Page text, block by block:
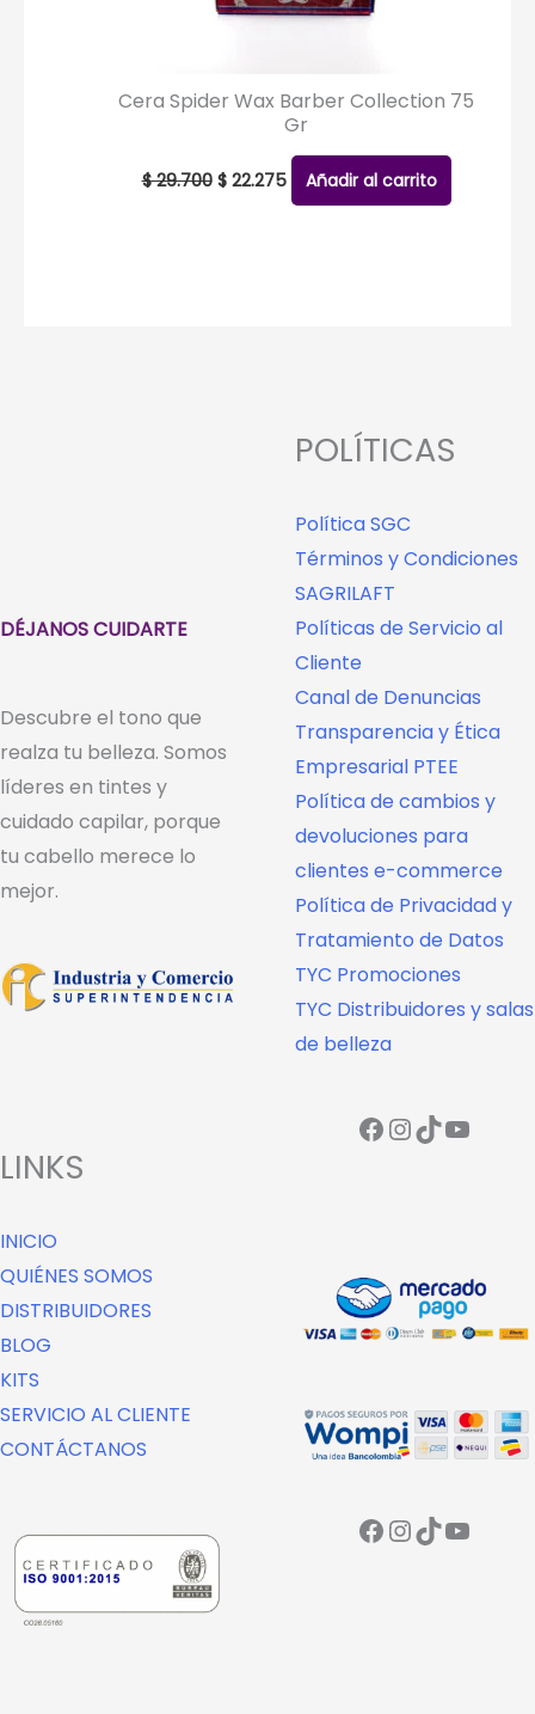
Cera Spider Wax Barber Collection 75
Gr
$29.700 precio
$22.275
El
precio
actual
Añadir al carrito
DÉJANOS CUIDARTE
Descubre el tono que
realza tu belleza. Somos
líderes en tintes y
cuidado capilar, porque
tu cabello merece lo
mejor.
POLÍTICAS
Política SGC
Términos y Condiciones
SAGRILAFT
Políticas de Servicio al
Cliente
Canal de Denuncias
Transparencia y Ética
Empresarial PTEE
Política de cambios y
devoluciones para
clientes e-commerce
Política de Privacidad y
Tratamiento de Datos
TYC Promociones
TYC Distribuidores y salas
de belleza
Facebook InstagramTikTok YouTube
LINKS
INICIO
QUIÉNES SOMOS
DISTRIBUIDORES
BLOG
KITS
SERVICIO AL CLIENTE
CONTÁCTANOS
Facebook
Instagram
TikTok